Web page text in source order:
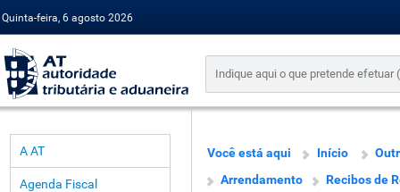
Quinta-feira, 6 agosto 2026
A AT
Agenda Fiscal
Você está aqui Início
Arrendamento
Recibos de